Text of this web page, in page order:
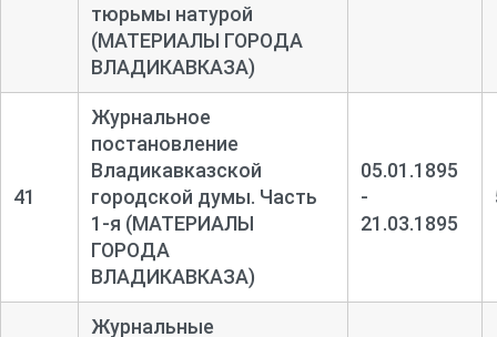
тюрьмы натурой
(МАТЕРИАЛЫ ГОРОДА
ВЛАДИКАВКАЗА)
41
Журнальное
постановление
Владикавказской
городской думы. Часть
1-я (МАТЕРИАЛЫ
ГОРОДА
ВЛАДИКАВКАЗА)
05.01.1895
-
21.03.1895
Журнальные